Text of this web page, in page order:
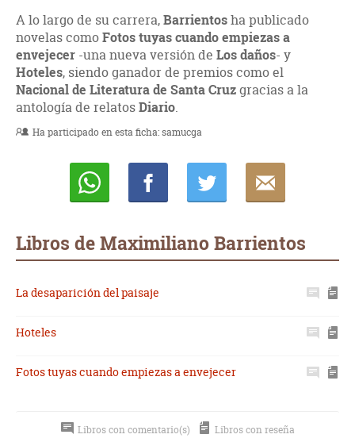
A lo largo de su carrera,Barrientosha publicado
novelas comoFotos tuyas cuando empiezas a
envejecer -una nueva versión de Los daños- y
Hoteles, siendo ganador de premios como el
Nacional de Literatura de Santa Cruzgracias a la
antología de relatosDiario.
Ha participado en esta ficha:samucga
Libros de Maximiliano Barrientos
La desaparición del paisaje
Hoteles
Fotos tuyas cuando empiezas a envejecer
Libros con comentario(s) Libros con reseña